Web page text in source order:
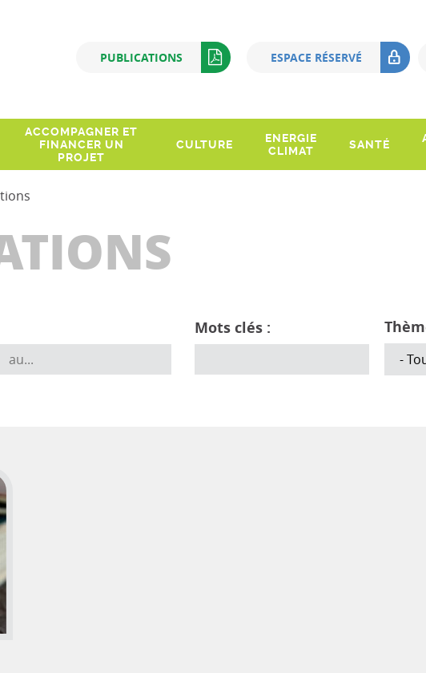
PUBLICATIONS ESPACE RÉSERVÉ
ACCOMPAGNER ET
FINANCER UN
PROJET
CULTURE
ENERGIE
CLIMAT
SANTÉ
Mots clés :